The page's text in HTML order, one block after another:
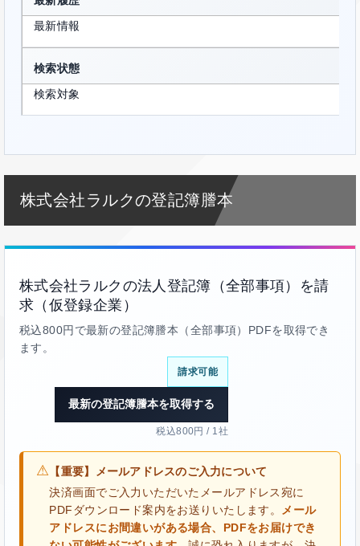
最新情報
検索状態
検索対象
株式会社ラルクの登記簿謄本
株式会社ラルクの法人登記簿（全部事項）を請
求（仮登録企業）
税込800円で最新の登記簿謄本（全部事項）PDFを取得でき
ます。
請求可能
最新の登記簿謄本を取得する
税込800円 / 1社
⚠ 【重要】メールアドレスのご入力について
決済画面でご入力いただいたメールアドレス宛に
PDFダウンロード案内をお送りいたします。
メール
アドレスにお間違いがある場合、PDFをお届けでき